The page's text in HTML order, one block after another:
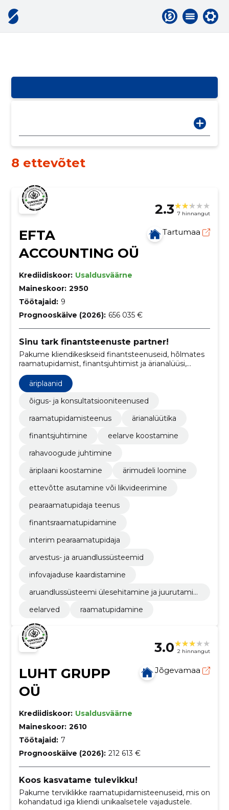
8 ettevõtet
2.3 7 hinnangut
EFTA
ACCOUNTING OÜ
Tartumaa
Krediidiskoor: Usaldusväärne
Maineskoor: 2950
Töötajaid: 9
Prognooskäive (2026): 656 035 €
Sinu tark finantsteenuste partner!
Pakume kliendikeskseid finantsteenuseid, hõlmates
raamatupidamist, finantsjuhtimist ja ärianalüüsi,
aidates ettevõtetel saavutada finantsiline stabiilsus ja
kasv.äriplaanid
õigus- ja konsultatsiooniteenused
raamatupidamisteenus
ärianalüütika
finantsjuhtimine
eelarve koostamine
rahavoogude juhtimine
äriplaani koostamine
ärimudeli loomine
ettevõtte asutamine või likvideerimine
pearaamatupidaja teenus
finantsraamatupidamine
interim pearaamatupidaja
arvestus- ja aruandlussüsteemid
infovajaduse kaardistamine
aruandlussüsteemi ülesehitamine ja juurutamin
eelarved
raamatupidamine
3.0 2 hinnangut
LUHT GRUPP
OÜ
Jõgevamaa
Krediidiskoor: Usaldusväärne
Maineskoor: 2610
Töötajaid: 7
Prognooskäive (2026): 212 613 €
Koos kasvatame tulevikku!
Pakume terviklikke raamatupidamisteenuseid, mis on
kohandatud iga kliendi unikaalsetele vajadustele.